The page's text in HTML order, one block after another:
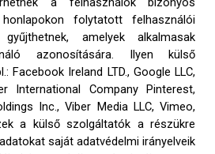
folytatott felhasználói
amelyek alkalmasak
azonosítására. Ilyen külső
Facebook Ireland LTD., Google LLC,
International Company Pinterest,
Inc., Viber Media LLC, Vimeo,
a külső szolgáltatók a részükre
saját adatvédelmi irányelveik